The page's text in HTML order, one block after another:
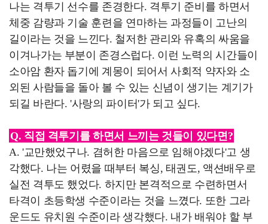
나는 격투기 선수를 존경한다. 격투기 준비를 하면서
체중 감량과 기술 훈련을 연마하는 과정들이 고난의
길이라는 것을 느낀다. 철저한 관리와 유혹의 싸움을
이겨나가는 부분이 존경스럽다. 이런 노력의 시간들이
소아암 환자 돕기에 계몽이 되어서 사회적 약자와 소
외된 사람들을 돌아 볼 수 있는 신념이 생기는 계기가
되길 바란다. '사랑의 파이터'가 되고 싶다.
Q. 직접 격투기를 하면서 느끼는 것들이 있다면?
A. '교만했었구나. 겸허한 마음으로 임해야겠다'고 생
각했다. 나는 어렸을 때부터 복싱, 태권도, 액션배우로
실전 격투도 했었다. 하지만 본격적으로 수련하면서
타격이 초등학생 수준이라는 것을 느꼈다. 또한 그라
운드도 유치원 수준이라 생각했다. 내가 배워야 할 부